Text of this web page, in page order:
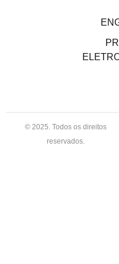
© 2025. Todos os direitos
reservados.